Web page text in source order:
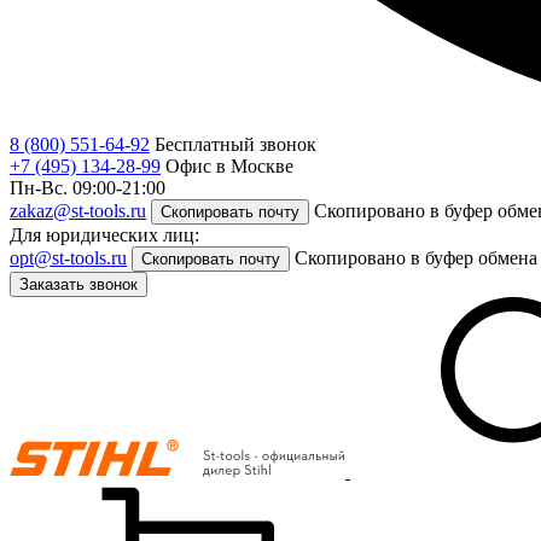
8 (800) 551-64-92 Бесплатный звонок
+7 (495) 134-28-99 Офис в Москве
Пн-Вс. 09:00-21:00
zakaz@st-tools.ru
Скопировать почту
Скопировано в буфер
Для юридических лиц:
opt@st-tools.ru
Скопировать почту Скопировано в буфер обмена
Заказать звонок